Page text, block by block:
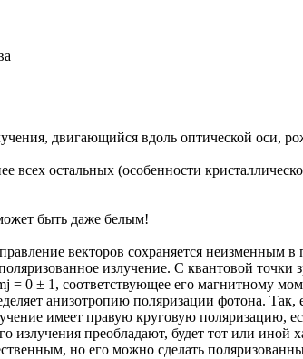
двигающийся вдоль оптической оси,
всех остальных (особенности
быть даже белым!
векторов сохраняется неизменным в
излучение. С квантовой точки
= 0 ± 1, соответствующее его магнитному
анизотропию поляризации фотона.
имеет правую круговую поляризацию,
преобладают, будет тот или иной
но его можно сделать